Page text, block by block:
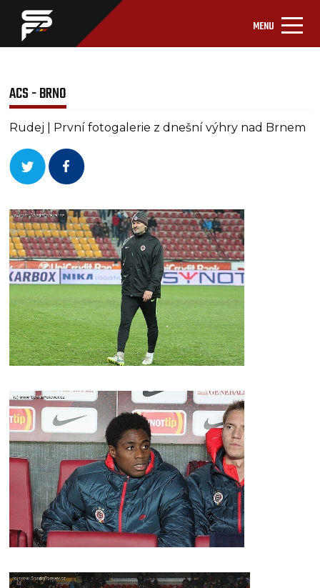
MENU
ACS - BRNO
Rudej | První fotogalerie z dnešní výhry nad Brnem